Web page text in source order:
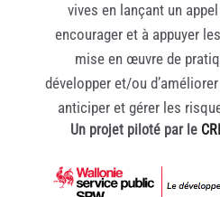
vives en lançant un
encourager et à appuyer
mise en œuvre de
développer et/ou
anticiper et gérer les
Un projet piloté par le